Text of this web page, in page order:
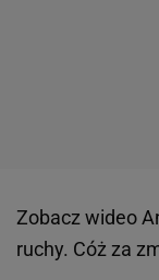
Zobacz wideo
ruchy. Cóż za